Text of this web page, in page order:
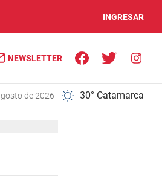
INGRESAR
NEWSLETTER
de 2026 30° Catamarca